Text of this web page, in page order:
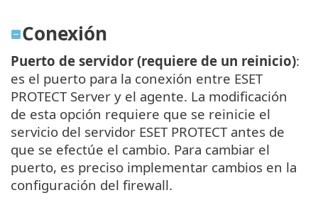
Conexión
Puerto de servidor (requiere de un reinicio):
es el puerto para la conexión entre ESET
PROTECT Server y el agente. La modificación
de esta opción requiere que se reinicie el
servicio del servidor ESET PROTECT antes de
que se efectúe el cambio. Para cambiar el
puerto, es preciso implementar cambios en la
configuración del firewall.